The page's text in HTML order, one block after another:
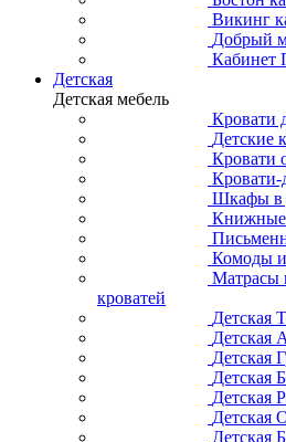
Викинг
Добрый
Кабинет
Детская
Детская мебель
Кровати
Детские
Кровати
Шкафы в
Книжные
Комоды
Матрасы
кроватей
Детская
Детская
Детская
Детская
Детская
Детская
Детская